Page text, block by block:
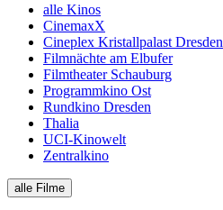
alle Kinos
CinemaxX
Cineplex Kristallpalast Dresden
Filmnächte am Elbufer
Filmtheater Schauburg
Programmkino Ost
Rundkino Dresden
Thalia
UCI-Kinowelt
Zentralkino
alle Filme